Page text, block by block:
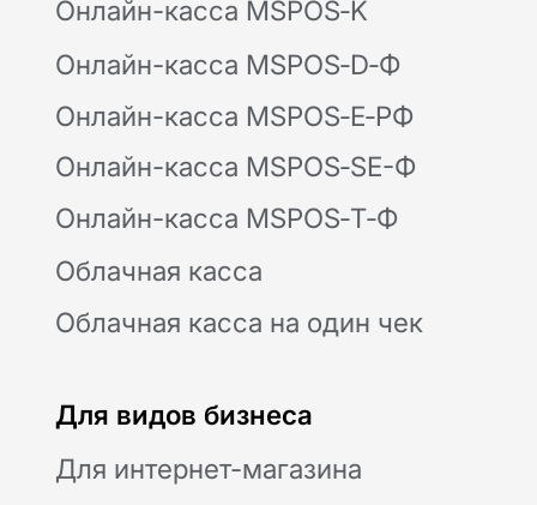
Замена ФН
Маркировка
Касса под ключ
Касса в аренду
Блог
Доставка и оплата
Помощь